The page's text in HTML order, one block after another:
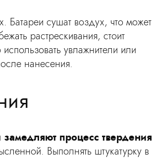
Батареи сушат воздух, что может
растрескивания, стоит
увлажнители или
нанесения.
замедляют процесс твердения
Выполнять штукатурку в